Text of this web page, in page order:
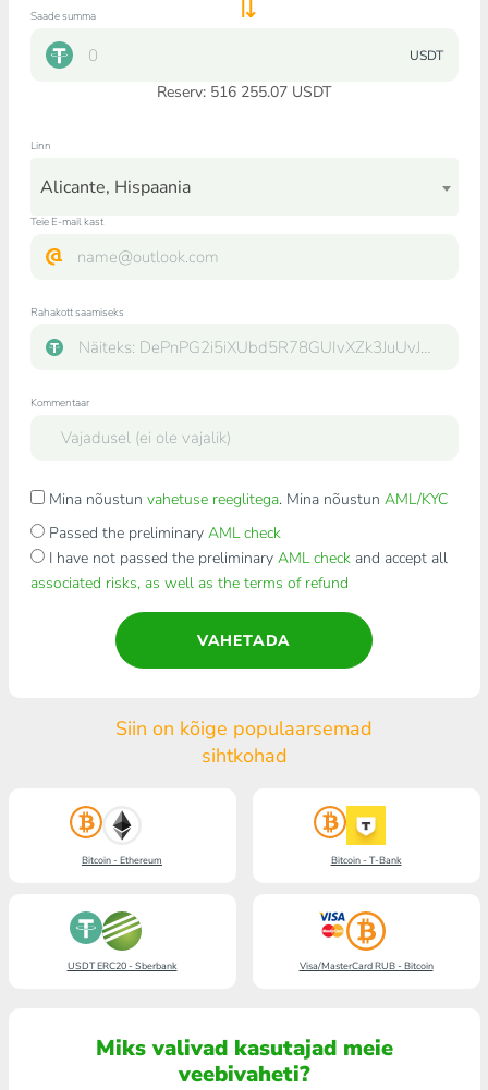
Saade summa
USDT
Reserv: 516 255.07 USDT
Linn
Alicante, Hispaania
Teie E-mail kast
Rahakott saamiseks
Kommentaar
Mina nõustun vahetuse reeglitega. Mina nõustun AML/KYC
Passed the preliminary AML check
I have not passed the preliminary AML checkand accept all
associated risks, as well as the terms of refund
VAHETADA
Siin on kõige populaarsemad
sihtkohad
Bitcoin - Ethereum Bitcoin - T-Bank
USDT ERC20 - Sberbank Visa/MasterCard RUB - Bitcoin
Miks valivad kasutajad meie
veebivaheti?